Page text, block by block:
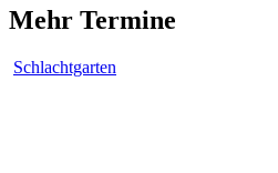
Mehr Termine
Schlachtgarten